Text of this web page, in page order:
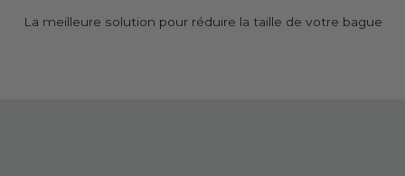
La meilleure solution pour réduire la taille de votre bague